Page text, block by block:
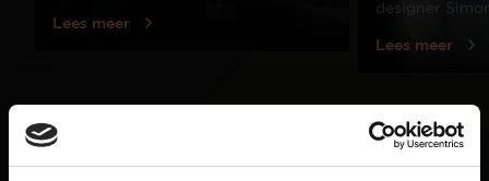
01 /03
Lees meer
designer
Lees meer